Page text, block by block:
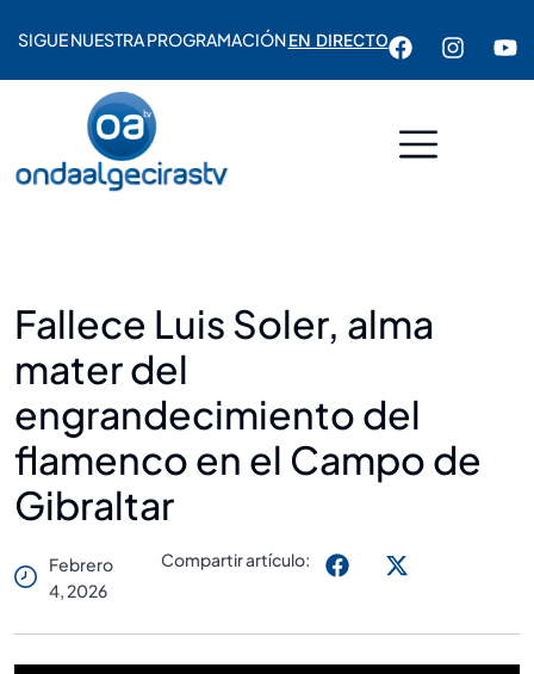
SIGUE NUESTRA PROGRAMACIÓNEN DIRECTO
Fallece Luis Soler, alma
mater del
engrandecimiento del
flamenco en el Campo de
Gibraltar
Febrero
4, 2026
Compartir artículo: